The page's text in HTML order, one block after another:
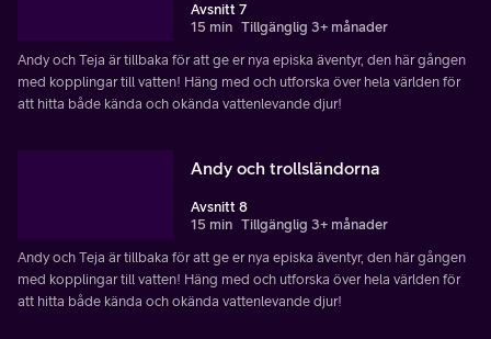
Avsnitt 7
15 min Tillgänglig 3+ månader
Andy och Teja är tillbaka för att ge er nya episka äventyr, den här gången
med kopplingar till vatten! Häng med och utforska över hela världen för
att hitta både kända och okända vattenlevande djur!
Andy och trollsländorna
Avsnitt 8
15 min Tillgänglig 3+ månader
Andy och Teja är tillbaka för att ge er nya episka äventyr, den här gången
med kopplingar till vatten! Häng med och utforska över hela världen för
att hitta både kända och okända vattenlevande djur!